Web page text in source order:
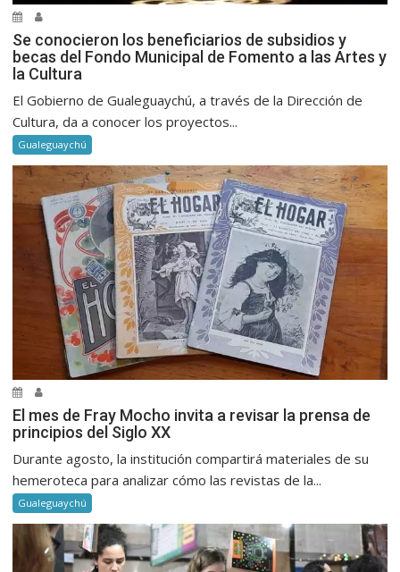
Se conocieron los beneficiarios de subsidios y
becas del Fondo Municipal de Fomento a las Artes y
la Cultura
El Gobierno de Gualeguaychú, a través de la Dirección de
Cultura, da a conocer los proyectos...
Gualeguaychú
El mes de Fray Mocho invita a revisar la prensa de
principios del Siglo XX
Durante agosto, la institución compartirá materiales de su
hemeroteca para analizar cómo las revistas de la...
Gualeguaychú